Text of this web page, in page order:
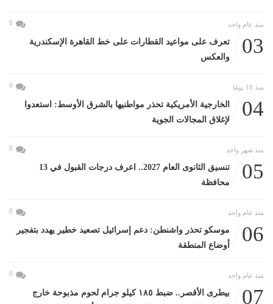
منذ عام واحد 0
03
تعرف على مواعيد القطارات على خط القاهرة الإسكندرية
والعكس
منذ 18 يومًا 0
04
الخارجية الأمريكية تحذر مواطنيها بالشرق الأوسط: استعدوا
لإغلاق المجالات الجوية
منذ شهر واحد 0
05
تنسيق الثانوى العام 2027.. اعرف درجات القبول في 13
محافظة
منذ عام واحد 0
06
موسكو تحذر واشنطن: دعم إسرائيل تصعيد خطير يهدد بتفجير
أوضاع المنطقة
منذ عام واحد 0
07
بيطرى الأقصر.. ضبط ١٨٥ كيلو جرام لحوم مذبوحة خارج